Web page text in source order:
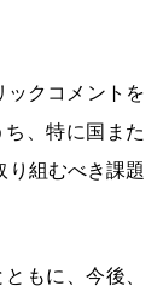
ックコメントを
、特に国また
り組むべき課題
もに、今後、